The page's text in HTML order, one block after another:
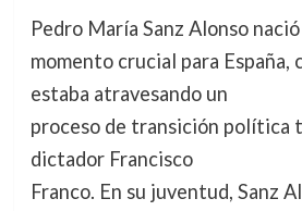
Pedro María Sanz Alonso
momento crucial para España,
estaba atravesando un
proceso de transición política
dictador Francisco
Franco. En su juventud, Sanz